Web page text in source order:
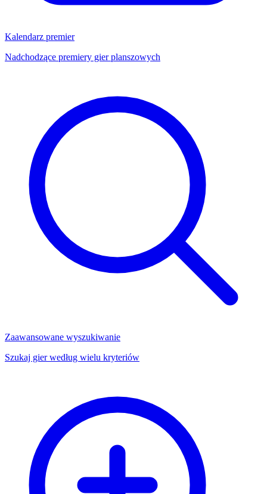
Kalendarz premier
Nadchodzące premiery gier planszowych
Zaawansowane wyszukiwanie
Szukaj gier według wielu kryteriów